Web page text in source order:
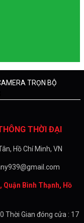
TRỌN BỘ
THỜI ĐẠI
Hồ Chí Minh, VN
Bình Thạnh, Hồ
Thời Gian đóng cửa : 17